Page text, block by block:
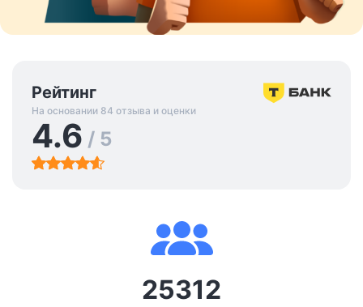
Рейтинг
На основании 84 отзыва и оценки
4.6 / 5
25312